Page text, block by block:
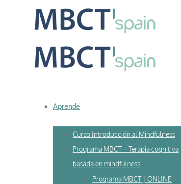
Aprende
Curso Introducción al Mindfulness
Programa MBCT – Terapia cognitiva
basada en mindfulness
Programa MBCT | ONLINE